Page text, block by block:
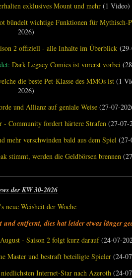
exklusives Mount und mehr(1 Video)
bündelt wichtige Funktionen für Mythisch-
2026)
2 offiziell - alle Inhalte im Überblick
Dark Legacy Comics ist vorerst vorbei
die beste Pet-Klasse des MMOs ist(1
2026)
und Allianz auf geniale Weise(27-07-
- Community fordert härtere Strafen (27-07-
mehr verschwinden bald aus dem Spiel (27-
stimmt, werden die Geldbörsen brennen
der KW 30-2026
neue Weisheit der Woche
und entfernt, dies hat leider etwas länger
- Saison 2 folgt kurz darauf(24-07-
Master und bestraft beteiligte Spieler(24-
Internet-Star nach Azeroth (24-